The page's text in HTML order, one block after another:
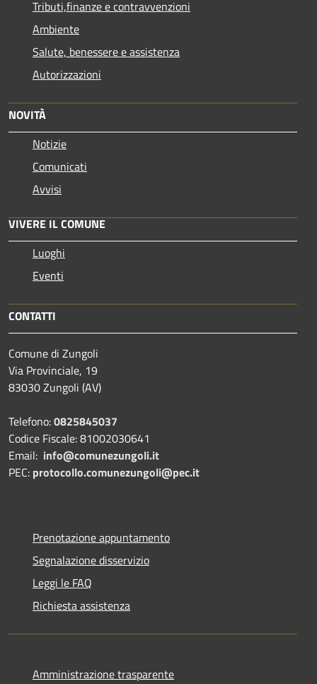
Tributi,finanze e contravvenzioni
Ambiente
Salute, benessere e assistenza
Autorizzazioni
NOVITÀ
Notizie
Comunicati
Avvisi
VIVERE IL COMUNE
Luoghi
Eventi
CONTATTI
Comune di Zungoli
Via Provinciale, 19
83030 Zungoli (AV)
Telefono:0825845037
Codice Fiscale: 81002030641
Email: info@comunezungoli.it
PEC: protocollo.comunezungoli@pec.it
Prenotazione appuntamento
Segnalazione disservizio
Leggi le FAQ
Richiesta assistenza
Amministrazione trasparente